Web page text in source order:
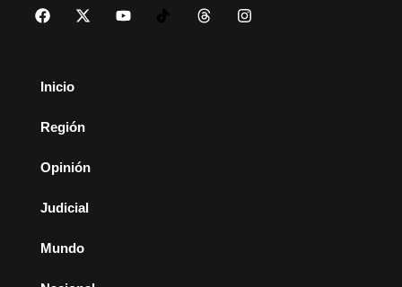
Inicio
Región
Opinión
Judicial
Mundo